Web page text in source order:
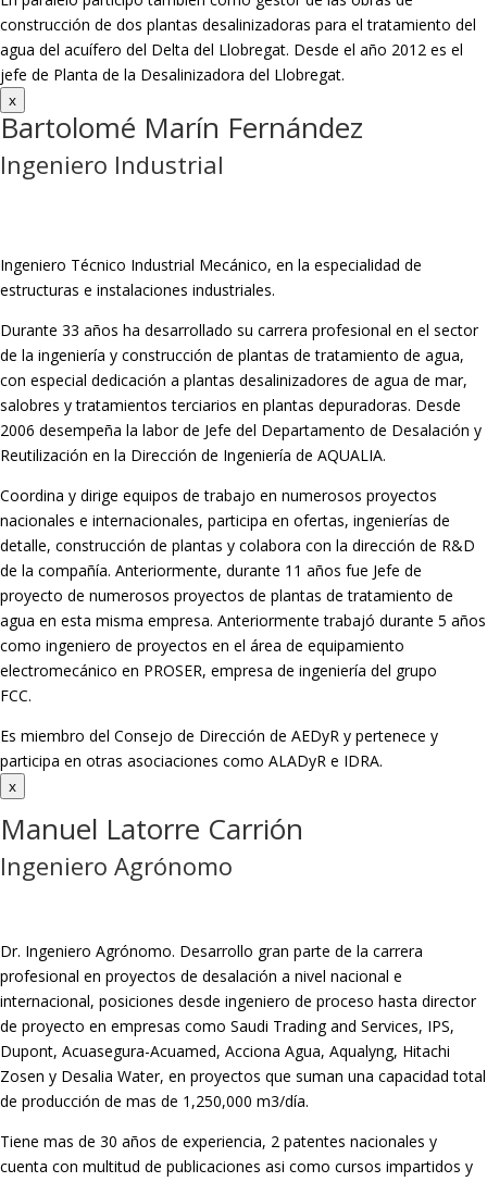
construcción de dos plantas desalinizadoras para el tratamiento del
agua del acuífero del Delta del Llobregat. Desde el año 2012 es el
jefe de Planta de la Desalinizadora del Llobregat.
x
Bartolomé Marín Fernández
Ingeniero Industrial
Ingeniero Técnico Industrial Mecánico, en la especialidad de
estructuras e instalaciones industriales.
Durante 33 años ha desarrollado su carrera profesional en el sector
de la ingeniería y construcción de plantas de tratamiento de agua,
con especial dedicación a plantas desalinizadores de agua de mar,
salobres y tratamientos terciarios en plantas depuradoras. Desde
2006 desempeña la labor de Jefe del Departamento de Desalación y
Reutilización en la Dirección de Ingeniería de AQUALIA.
Coordina y dirige equipos de trabajo en numerosos proyectos
nacionales e internacionales, participa en ofertas, ingenierías de
detalle, construcción de plantas y colabora con la dirección de R&D
de la compañía. Anteriormente, durante 11 años fue Jefe de
proyecto de numerosos proyectos de plantas de tratamiento de
agua en esta misma empresa. Anteriormente trabajó durante 5 años
como ingeniero de proyectos en el área de equipamiento
electromecánico en PROSER, empresa de ingeniería del grupo
FCC.
Es miembro del Consejo de Dirección de AEDyR y pertenece y
participa en otras asociaciones como ALADyR e IDRA.
x
Manuel Latorre Carrión
Ingeniero Agrónomo
Dr. Ingeniero Agrónomo. Desarrollo gran parte de la carrera
profesional en proyectos de desalación a nivel nacional e
internacional, posiciones desde ingeniero de proceso hasta director
de proyecto en empresas como Saudi Trading and Services, IPS,
Dupont, Acuasegura-Acuamed, Acciona Agua, Aqualyng, Hitachi
Zosen y Desalia Water, en proyectos que suman una capacidad total
de producción de mas de 1,250,000 m3/día.
Tiene mas de 30 años de experiencia, 2 patentes nacionales y
cuenta con multitud de publicaciones asi como cursos impartidos y